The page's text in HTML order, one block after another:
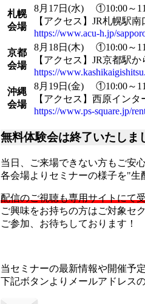
札幌
会場
8月17日(水) ①10:00～
【アクセス】JR札幌駅
https://www.acu-h.jp/
京都
会場
8月18日(木) ①10:00～
【アクセス】JR京都駅か
https://
沖縄
会場
8月19日(金) ①10:00～
【アクセス】西原イン
https://www.ps-square.jp/
無料体験会は終了いたしま
当日、ご来場できない方もご安
各会場よりセミナーの様子を"生
配信のご視聴も専用サイトにて
ご興味をお持ちの方はご対象セ
ご参加、お待ちしております！
当セミナーの最新情報や開催予
下記ボタンよりメールアドレス